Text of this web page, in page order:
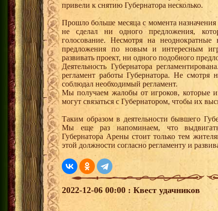
привели к снятию Губернатора несколько.
Прошло больше месяца с момента назначения
не сделал ни одного предложения,
голосование. Несмотря на
предложения по новым и интересным
развивать проект, ни одного подобного
Деятельность Губернатора
регламент работы Губернатора. Не
соблюдал необходимый регламент.
Мы получаем жалобы от игроков, которые
могут связаться с Губернатором, чтобы их
Таким образом в деятельности бывшего
Мы еще раз напоминаем, что
Губернатора Арены стоит только тем
этой должности согласно регламенту и
2022-12-06 00:00 : Квест удачников